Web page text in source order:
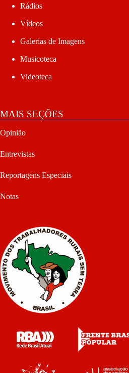
Rádios
Vídeos
Galerias de Imagens
Musicoteca
Videoteca
MAIS SEÇÕES
Opinião
Entrevistas
Reportagens Especiais
Notas